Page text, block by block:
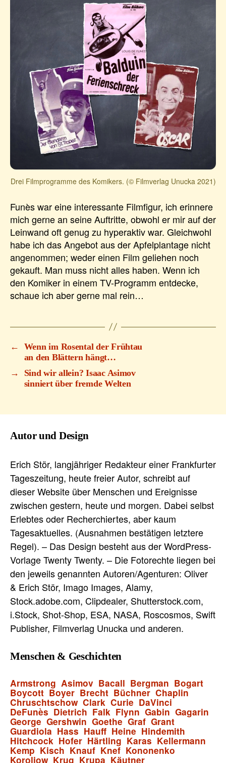
Drei Filmprogramme des Komikers. (© Filmverlag Unucka 2021)
Funès war eine interessante Filmfigur, ich erinnere
mich gerne an seine Auftritte, obwohl er mir auf der
Leinwand oft genug zu hyperaktiv war. Gleichwohl
habe ich das Angebot aus der Apfelplantage nicht
angenommen; weder einen Film geliehen noch
gekauft. Man muss nicht alles haben. Wenn ich
den Komiker in einem TV-Programm entdecke,
schaue ich aber gerne mal rein…
←
Wenn im Rosental der Frühtau
an den Blättern hängt…
→
Sind wir allein? Isaac Asimov
sinniert über fremde Welten
Autor und Design
Erich Stör, langjähriger Redakteur einer Frankfurter
Tageszeitung, heute freier Autor, schreibt auf
dieser Website über Menschen und Ereignisse
zwischen gestern, heute und morgen. Dabei selbst
Erlebtes oder Recherchiertes, aber kaum
Tagesaktuelles. (Ausnahmen bestätigen letztere
Regel). – Das Design besteht aus der WordPress-
Vorlage Twenty Twenty. – Die Fotorechte liegen bei
den jeweils genannten Autoren/Agenturen: Oliver
& Erich Stör, Imago Images, Alamy,
Stock.adobe.com, Clipdealer, Shutterstock.com,
i.Stock, Shot-Shop, ESA, NASA, Roscosmos, Swift
Publisher, Filmverlag Unucka und anderen.
Menschen & Geschichten
Armstrong Asimov Bacall Bergman Bogart
Boycott Boyer Brecht Büchner Chaplin
Chruschtschow Clark Curie DaVinci
DeFunès Dietrich Falk Flynn Gabin Gagarin
George Gershwin Goethe Graf Grant
Guardiola Hass Hauff Heine Hindemith
Hitchcock Hofer Härtling Karas Kellermann
Kemp Kisch Knauf Knef Kononenko
Koroljow Krug Krupa Käutner